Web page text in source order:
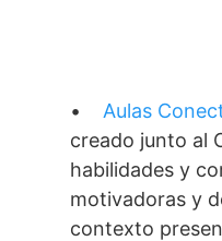
• Aulas
creado junto al
habilidades y
motivadoras y
contexto